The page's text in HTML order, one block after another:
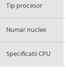
Tip procesor
Numar nuclee
Specificatii CPU